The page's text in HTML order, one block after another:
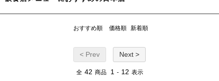
おすすめ順 価格順 新着順
< Prev Next >
全 42 商品 1 - 12 表示